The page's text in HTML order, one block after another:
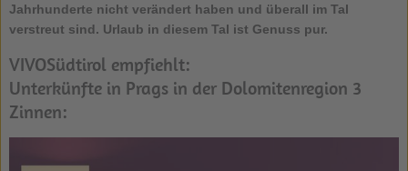
Jahrhunderte nicht verändert haben und überall im Tal
verstreut sind. Urlaub in diesem Tal ist Genuss pur.
VIVOSüdtirol empfiehlt:
Unterkünfte in Prags in der Dolomitenregion 3
Zinnen: